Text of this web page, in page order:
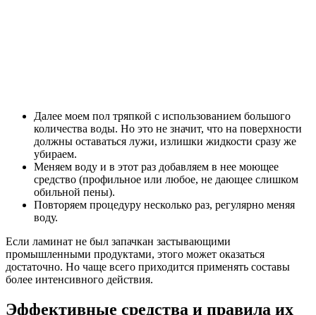
Далее моем пол тряпкой с использованием большого
количества воды. Но это не значит, что на поверхности
должны оставаться лужи, излишки жидкости сразу же
убираем.
Меняем воду и в этот раз добавляем в нее моющее
средство (профильное или любое, не дающее слишком
обильной пены).
Повторяем процедуру несколько раз, регулярно меняя
воду.
Если ламинат не был запачкан застывающими
промышленными продуктами, этого может оказаться
достаточно. Но чаще всего приходится применять составы
более интенсивного действия.
Эффективные средства и правила их